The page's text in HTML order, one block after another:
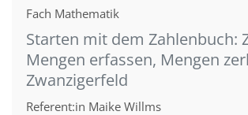
Fach Mathematik
Starten mit dem Zahlenbuch:
Mengen erfassen, Mengen
Zwanzigerfeld
Referent:in Maike Willms